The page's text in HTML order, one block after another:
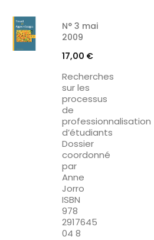
N° 3 mai
2009
Prix
17,00 €
Recherches
sur les
processus
de
professionnalisation
d’étudiants
Dossier
coordonné
par
Anne
Jorro
ISBN
978
2917645
04 8